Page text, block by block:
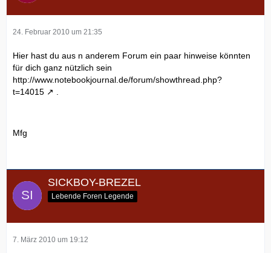
24. Februar 2010 um 21:35
Hier hast du aus n anderem Forum ein paar hinweise könnten
für dich ganz nützlich sein
http://www.notebookjournal.de/forum/showthread.php?
t=14015
Mfg
SICKBOY-BREZEL
Lebende Foren Legende
7. März 2010 um 19:12